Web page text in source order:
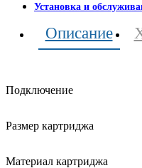
Установка и
Описание
Подключение
Размер картриджа
Материал картриджа